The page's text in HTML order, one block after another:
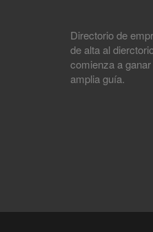
Directorio de
de alta al
comienza a
amplia guía.